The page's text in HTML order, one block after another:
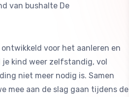
van bushalte De
voor het aanleren en
kind weer zelfstandig, vol
niet meer nodig is. Samen
mee aan de slag gaan tijdens de